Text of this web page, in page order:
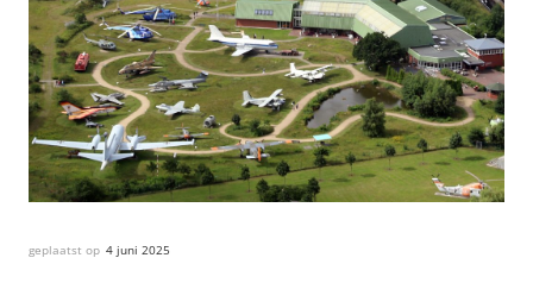
geplaatst op 4 juni 2025